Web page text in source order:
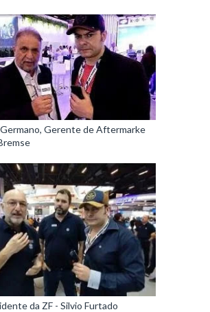
Gerente de Aftermarke
da ZF - Silvio Furtado